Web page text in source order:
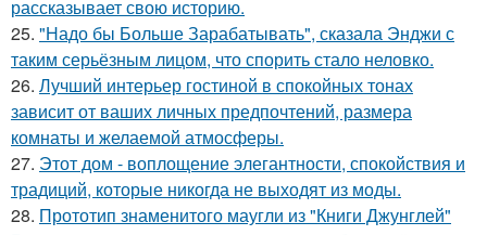
рассказывает свою историю.
25. "Надо бы Больше Зарабатывать", сказала Энджи с
таким серьёзным лицом, что спорить стало неловко.
26. Лучший интерьер гостиной в спокойных тонах
зависит от ваших личных предпочтений, размера
комнаты и желаемой атмосферы.
27. Этот дом - воплощение элегантности, спокойствия и
традиций, которые никогда не выходят из моды.
28. Прототип знаменитого маугли из "Книги Джунглей"